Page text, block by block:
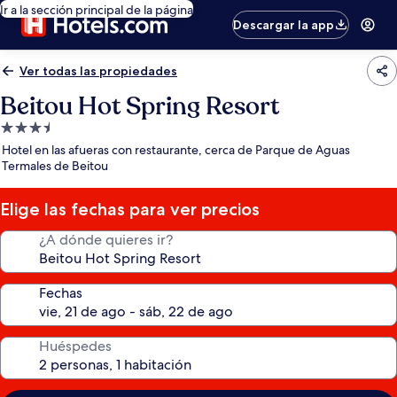
Ir a la sección principal de la página
Descargar la app
Ver todas las propiedades
Beitou Hot Spring Resort
Propiedad
de
3.5
estrellas
Hotel en las afueras con restaurante, cerca de Parque de Aguas
Termales de Beitou
Elige las fechas para ver precios
¿A dónde quieres ir?
Fechas
Huéspedes